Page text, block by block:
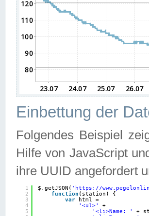
Einbettung der
Folgendes Beispiel
Hilfe von JavaScript
ihre UUID angefordert
1
2
3
4
5
$.getJSON( ' https://
function (station) {
var
html =
'<ul>'
+
'<li>Name: '
+